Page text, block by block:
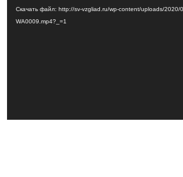
Скачать файл: http://sv-vzgliad.ru/wp-content/uploads/2020/
WA0009.mp4?_=1